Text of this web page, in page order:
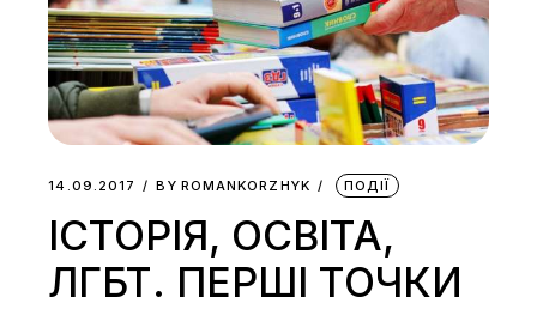
14.09.2017 BY ROMANKORZHYK ПОДІЇ
ІСТОРІЯ, ОСВІТА,
ЛГБТ. ПЕРШІ ТОЧКИ